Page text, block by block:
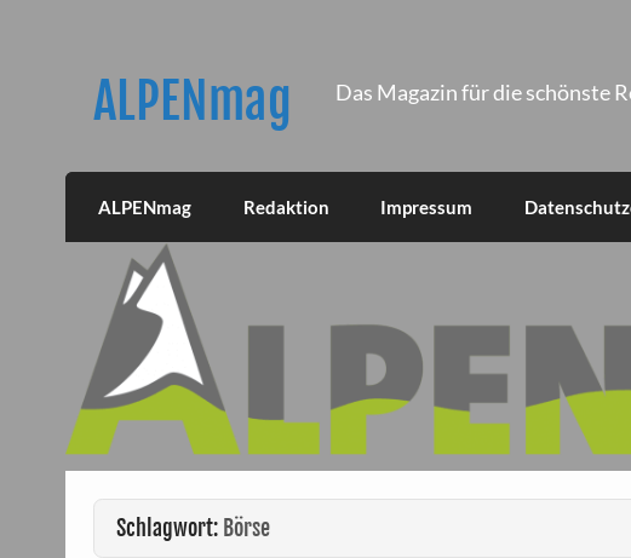
ALPENmag Das Magazin für die schönste
ALPENmag Redaktion Impressum
Schlagwort: Börse